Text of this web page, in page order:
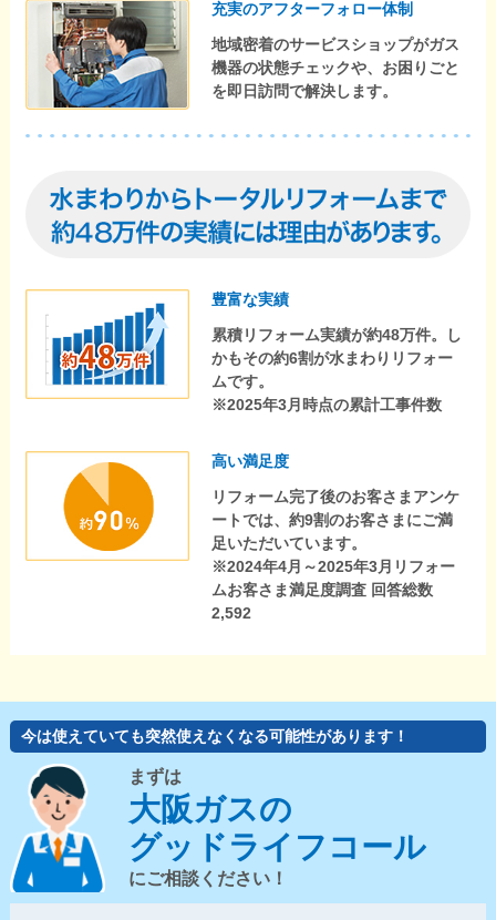
充実のアフターフォロー体制
地域密着のサービスショップがガス
機器の状態チェックや、お困りごと
を即日訪問で解決します。
豊富な実績
累積リフォーム実績が約48万件。し
かもその約6割が水まわりリフォー
ムです。
※2025年3月時点の累計工事件数
高い満足度
リフォーム完了後のお客さまアンケ
ートでは、約9割のお客さまにご満
足いただいています。
※2024年4月～2025年3月リフォー
ムお客さま満足度調査 回答総数
2,592
今は使えていても突然使えなくなる可能性があります！
まずは
大阪ガスの
グッドライフコール
にご相談ください！